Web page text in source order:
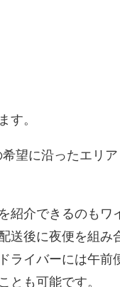
す。
望に沿ったエリア
紹介できるのもワ
送後に夜便を組み
ライバーには午前
とも可能です。